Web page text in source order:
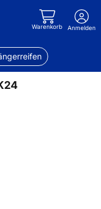
Warenkorb Anmelden